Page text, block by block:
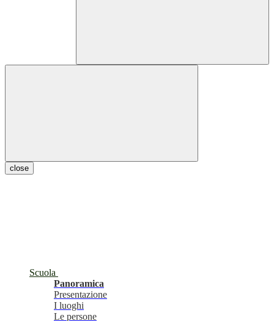
close
Scuola
Panoramica
Presentazione
I luoghi
Le persone